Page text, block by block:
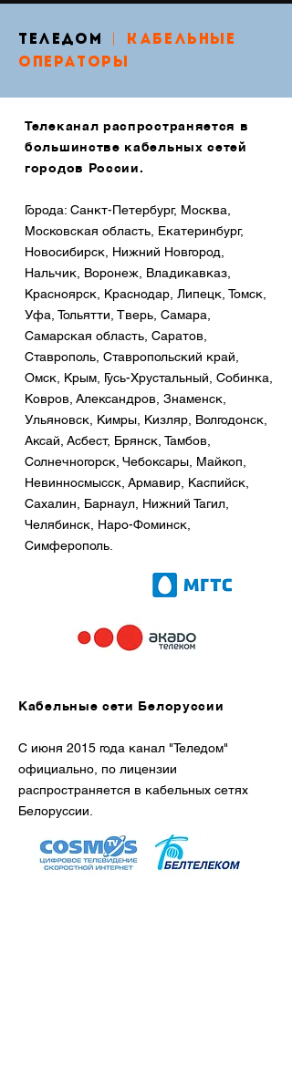
ТЕЛЕДОМ |
кабельные
операторы
Телеканал распространяется в
большинстве кабельных сетей
городов России.
Города: Санкт-Петербург, Москва,
Московская область, Екатеринбург,
Новосибирск, Нижний Новгород,
Нальчик, Воронеж, Владикавказ,
Красноярск, Краснодар, Липецк, Томск,
Уфа, Тольятти, Тверь, Самара,
Самарская область, Саратов,
Ставрополь, Ставропольский край,
Омск, Крым, Гусь-Хрустальный, Собинка,
Ковров, Александров, Знаменск,
Ульяновск, Кимры, Кизляр, Волгодонск,
Аксай, Асбест, Брянск, Тамбов,
Солнечногорск, Чебоксары, Майкоп,
Невинносмысск, Армавир, Каспийск,
Сахалин, Барнаул, Нижний Тагил,
Челябинск, Наро-Фоминск,
Симферополь.
Кабельные сети Белоруссии
С июня 2015 года канал "Теледом"
официально, по лицензии
распространяется в кабельных сетях
Белоруссии.